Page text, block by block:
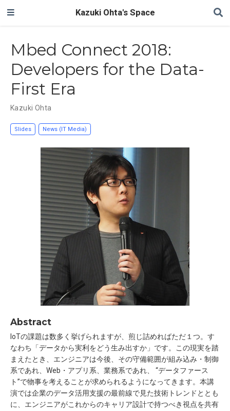
Kazuki Ohta's Space
Mbed Connect 2018:
Developers for the Data-
First Era
Kazuki Ohta
Slides News (IT Media)
Abstract
IoTの課題は数多く挙げられますが、煎じ詰めればただ１つ。す
なわち「データから実利をどう生み出すか」です。この現実を踏
まえたとき、エンジニアは今後、その守備範囲が組み込み・制御
系であれ、Web・アプリ系、業務系であれ、 “データファース
ト”で物事を考えることが求められるようになってきます。本講
演では企業のデータ活用支援の最前線で見た技術トレンドととも
に、エンジニアがこれからのキャリア設計で持つべき視点を共有